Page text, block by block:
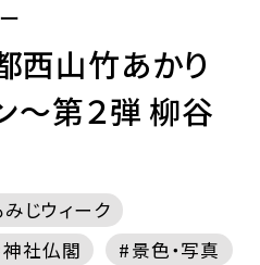
西山竹あかり
～第２弾 柳谷
じウィーク
神社仏閣
景色・写真